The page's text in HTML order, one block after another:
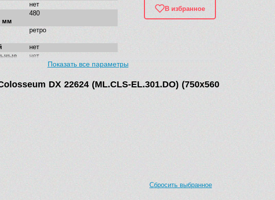
В избранное
нет
мм
480
ретро
нет
нет
Показать все параметры
DX 22624 (ML.CLS-EL.301.DO) (750х560
Сбросить выбранное